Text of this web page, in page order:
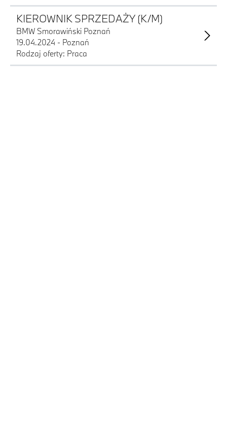
KIEROWNIK SPRZEDAŻY (K/M)
BMW Smorawiński Poznań
19.04.2024 - Poznań
Rodzaj oferty: Praca